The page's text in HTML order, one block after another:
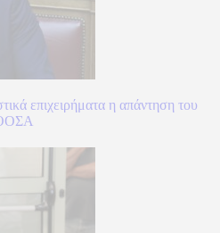
επιχειρήματα η απάντηση του